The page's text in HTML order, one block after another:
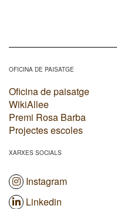
OFICINA DE PAISATGE
Oficina de paisatge
WikiAllee
Premi Rosa Barba
Projectes escoles
XARXES SOCIALS
Instagram
Linkedin